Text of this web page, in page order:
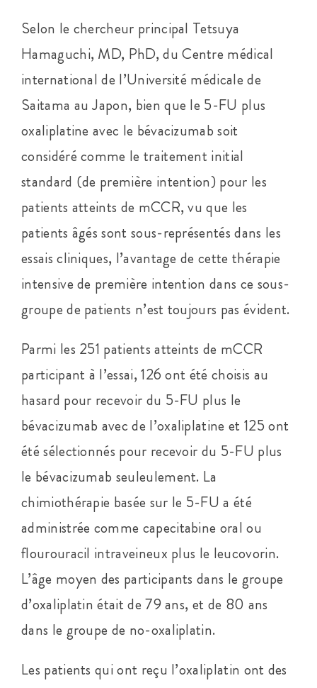
Selon le chercheur principal Tetsuya
Hamaguchi, MD, PhD, du Centre médical
international de l’Université médicale de
Saitama au Japon, bien que le 5-FU plus
oxaliplatine avec le bévacizumab soit
considéré comme le traitement initial
standard (de première intention) pour les
patients atteints de mCCR, vu que les
patients âgés sont sous-représentés dans les
essais cliniques, l’avantage de cette thérapie
intensive de première intention dans ce sous-
groupe de patients n’est toujours pas évident.
Parmi les 251 patients atteints de mCCR
participant à l’essai, 126 ont été choisis au
hasard pour recevoir du 5-FU plus le
bévacizumab avec de l’oxaliplatine et 125 ont
été sélectionnés pour recevoir du 5-FU plus
le bévacizumab seuleulement. La
chimiothérapie basée sur le 5-FU a été
administrée comme capecitabine oral ou
flourouracil intraveineux plus le leucovorin.
L’âge moyen des participants dans le groupe
d’oxaliplatin était de 79 ans, et de 80 ans
dans le groupe de no-oxaliplatin.
Les patients qui ont reçu l’oxaliplatin ont des